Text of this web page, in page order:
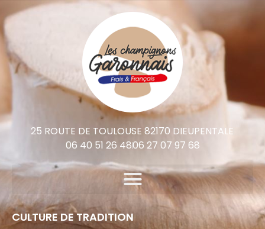
25 ROUTE DE TOULOUSE 82170 DIEUPENTALE
06 40 51 26 4806 27 07 97 68
CULTURE DE TRADITION